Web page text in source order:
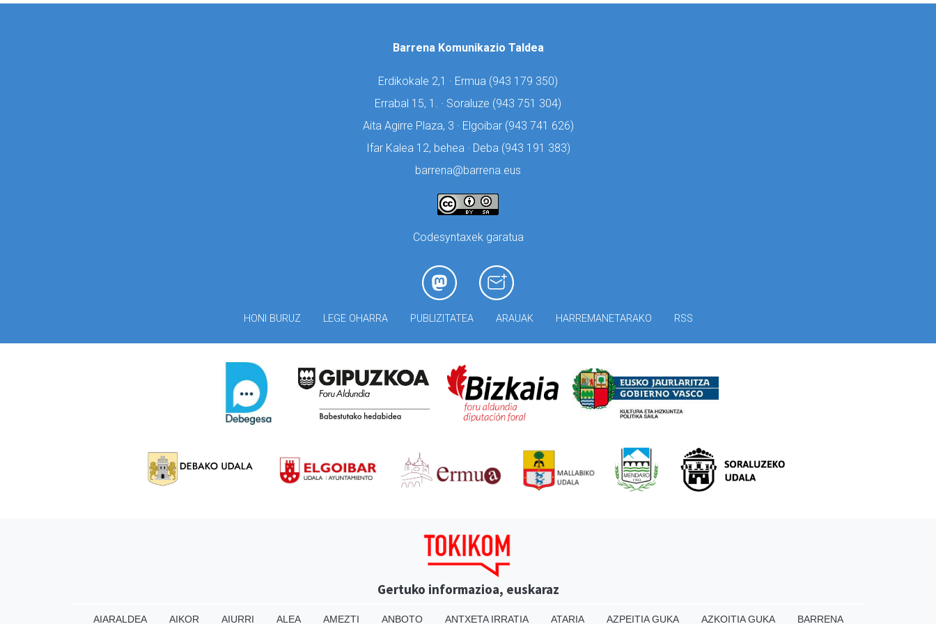
Barrena Komunikazio Taldea
Erdikokale 2,1 · Ermua (943 179 350)
Errabal 15, 1. · Soraluze (943 751 304)
Aita Agirre Plaza, 3 · Elgoibar (943 741 626)
Ifar Kalea 12, behea · Deba (943 191 383)
barrena@barrena.eus
Codesyntaxek garatua
HONI BURUZ LEGE OHARRA PUBLIZITATEA ARAUAK HARREMANETARAKO RSS
Gertuko informazioa, euskaraz
AIARALDEA AIKOR AIURRI ALEA AMEZTI ANBOTO ANTXETA IRRATIA ATARIA AZPEITIA GUKA AZKOITIA GUKA BARRENA